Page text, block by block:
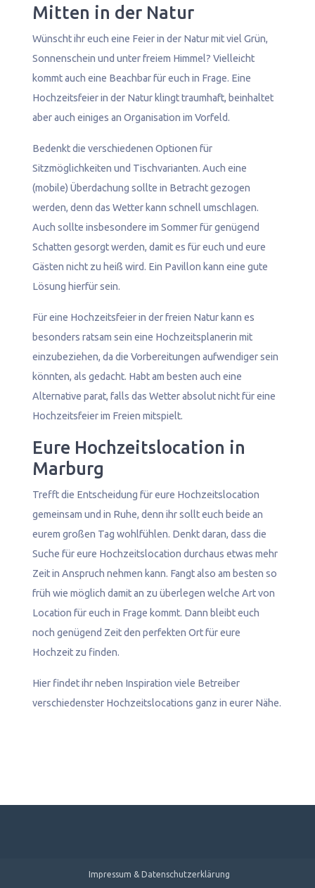
Mitten in der Natur
Wünscht ihr euch eine Feier in der Natur mit viel Grün,
Sonnenschein und unter freiem Himmel? Vielleicht
kommt auch eine Beachbar für euch in Frage. Eine
Hochzeitsfeier in der Natur klingt traumhaft, beinhaltet
aber auch einiges an Organisation im Vorfeld.
Bedenkt die verschiedenen Optionen für
Sitzmöglichkeiten und Tischvarianten. Auch eine
(mobile) Überdachung sollte in Betracht gezogen
werden, denn das Wetter kann schnell umschlagen.
Auch sollte insbesondere im Sommer für genügend
Schatten gesorgt werden, damit es für euch und eure
Gästen nicht zu heiß wird. Ein Pavillon kann eine gute
Lösung hierfür sein.
Für eine Hochzeitsfeier in der freien Natur kann es
besonders ratsam sein eine Hochzeitsplanerin mit
einzubeziehen, da die Vorbereitungen aufwendiger sein
könnten, als gedacht. Habt am besten auch eine
Alternative parat, falls das Wetter absolut nicht für eine
Hochzeitsfeier im Freien mitspielt.
Eure Hochzeitslocation in
Marburg
Trefft die Entscheidung für eure Hochzeitslocation
gemeinsam und in Ruhe, denn ihr sollt euch beide an
eurem großen Tag wohlfühlen. Denkt daran, dass die
Suche für eure Hochzeitslocation durchaus etwas mehr
Zeit in Anspruch nehmen kann. Fangt also am besten so
früh wie möglich damit an zu überlegen welche Art von
Location für euch in Frage kommt. Dann bleibt euch
noch genügend Zeit den perfekten Ort für eure
Hochzeit zu finden.
Hier findet ihr neben Inspiration viele Betreiber
verschiedenster Hochzeitslocations ganz in eurer Nähe.
Impressum & Datenschutzerklärung